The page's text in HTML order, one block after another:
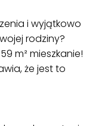
i wyjątkowo
rodziny?
m² mieszkanie!
że jest to